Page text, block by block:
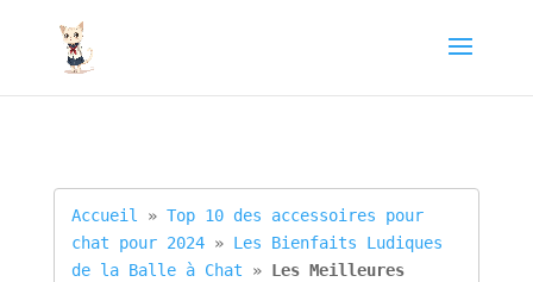
Accueil » Top 10 des accessoires pour
chat pour 2024 » Les Bienfaits Ludiques
de la Balle à Chat » Les Meilleures